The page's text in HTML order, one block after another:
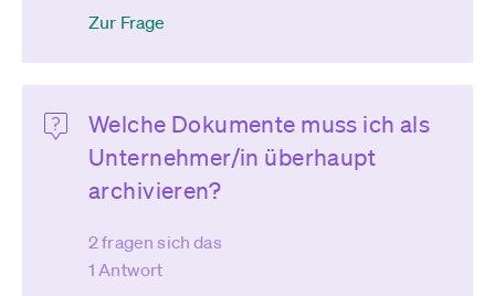
Zur Frage
Welche Dokumente muss ich als
Unternehmer/in überhaupt
archivieren?
2 fragen sich das
1 Antwort